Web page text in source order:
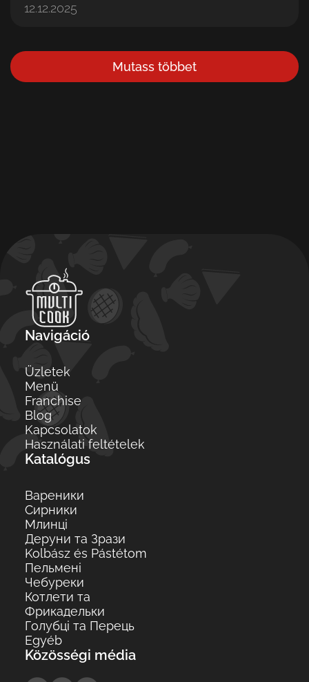
12.12.2025
Mutass többet
Navigáció
Üzletek
Menü
Franchise
Blog
Kapcsolatok
Használati feltételek
Katalógus
Вареники
Сирники
Млинці
Деруни та Зрази
Kolbász és Pástétom
Пельмені
Чебуреки
Котлети та
Фрикадельки
Голубці та Перець
Egyéb
Közösségi média